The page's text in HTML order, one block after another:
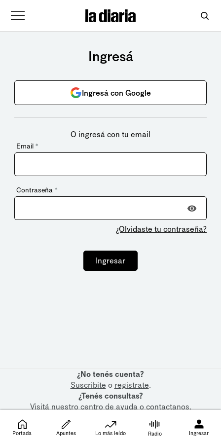
Ingresá
Ingresá con Google
O ingresá con tu email
Email *
Contraseña *
¿Olvidaste tu contraseña?
Ingresar
¿No tenés cuenta?
Suscribite o registrate.
¿Tenés consultas?
Visitá nuestrocentro de ayudaocontactanos.
Portada Apuntes Lo más leído Radio Ingresar